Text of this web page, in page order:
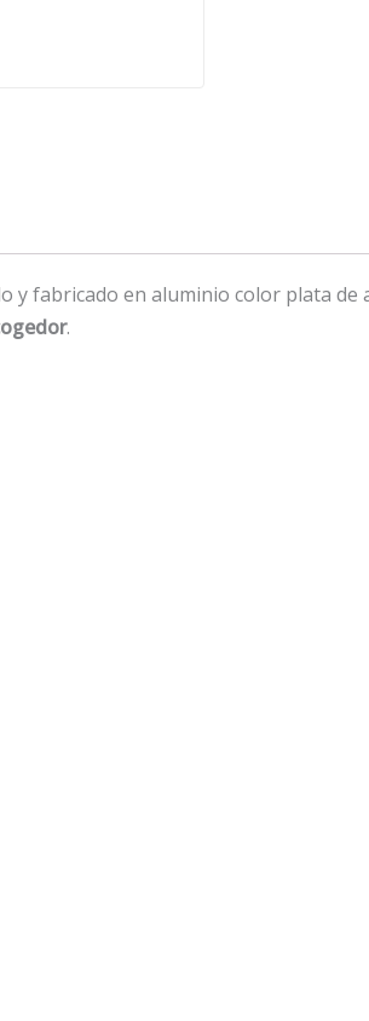
y fabricado en aluminio color plata
.